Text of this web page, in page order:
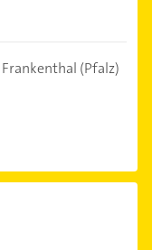
(Pfalz)